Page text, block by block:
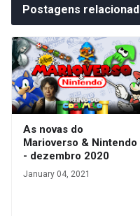
Postagens
As novas do
Marioverso & Nintendo
- dezembro 2020
January 04, 2021